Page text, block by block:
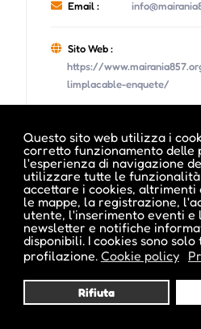
Questo sito web utilizza i
corretto funzionamento delle
l'esperienza di navigazione
utilizzare tutte le funzionalità
accettare i cookies, altrimenti
le mappe, la registrazione,
utente, l'inserimento eventi e
newsletter e notifiche
disponibili. I cookies sono
profilazione. Cookie policy
Rifiuta
Email :
Sito Web :
https://
limplacable-enquete/
Date e orari evento :